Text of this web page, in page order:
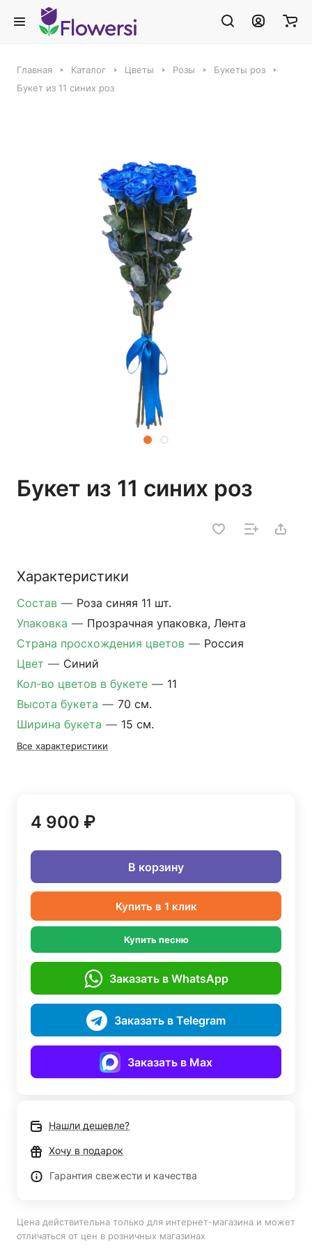
Главная Каталог Цветы Розы
Букеты роз
Букет из 11 синих роз
Букет из 11 синих роз
Характеристики
Состав — Роза синяя 11 шт.
Упаковка — Прозрачная упаковка, Лента
Страна просхождения цветов — Россия
Цвет — Синий
Кол-во цветов в букете — 11
Высота букета — 70 см.
Ширина букета — 15 см.
Все характеристики
4 900 ₽
В корзину
Купить в 1 клик
Купить песню
Заказать в WhatsApp
Заказать в Telegram
Заказать в Max
Нашли дешевле?
Хочу в подарок
Гарантия свежести и качества
Цена действительна только для интернет-магазина и может
отличаться от цен в розничных магазинах